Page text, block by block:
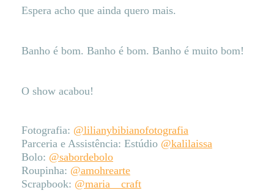
Espera acho que ainda quero mais.
Banho é bom. Banho é bom. Banho é muito bom!
O show acabou!
Fotografia: @lilianybibianofotografia
Parceria e Assistência: Estúdio @kalilaissa
Bolo: @sabordebolo
Roupinha: @amohrearte
Scrapbook: @maria__craft